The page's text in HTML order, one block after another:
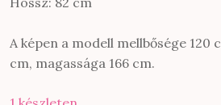
A képen a modell mellbősége 120
cm, magassága 166 cm.